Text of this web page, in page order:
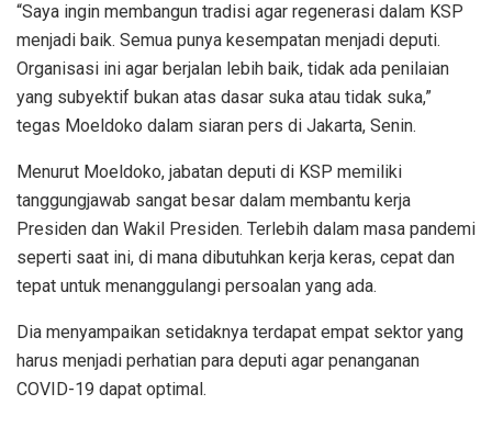
“Saya ingin membangun tradisi agar regenerasi dalam KSP
menjadi baik. Semua punya kesempatan menjadi deputi.
Organisasi ini agar berjalan lebih baik, tidak ada penilaian
yang subyektif bukan atas dasar suka atau tidak suka,”
tegas Moeldoko dalam siaran pers di Jakarta, Senin.
Menurut Moeldoko, jabatan deputi di KSP memiliki
tanggungjawab sangat besar dalam membantu kerja
Presiden dan Wakil Presiden. Terlebih dalam masa pandemi
seperti saat ini, di mana dibutuhkan kerja keras, cepat dan
tepat untuk menanggulangi persoalan yang ada.
Dia menyampaikan setidaknya terdapat empat sektor yang
harus menjadi perhatian para deputi agar penanganan
COVID-19 dapat optimal.